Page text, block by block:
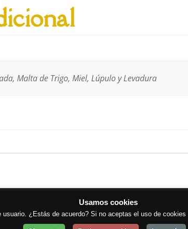
Malta de Trigo, Miel, Lúpulo y Levadura
Aviso legal Términos y condiciones
Usamos cookies
¿Estás de acuerdo? Si no aceptas el uso de